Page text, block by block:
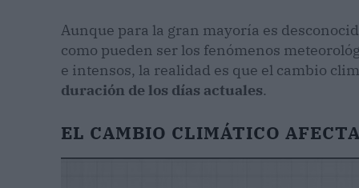
Aunque para la gran mayoría es
como pueden ser los fenómenos
e intensos, la realidad es que el cambio
duración de los días actuales.
EL CAMBIO CLIMÁTICO